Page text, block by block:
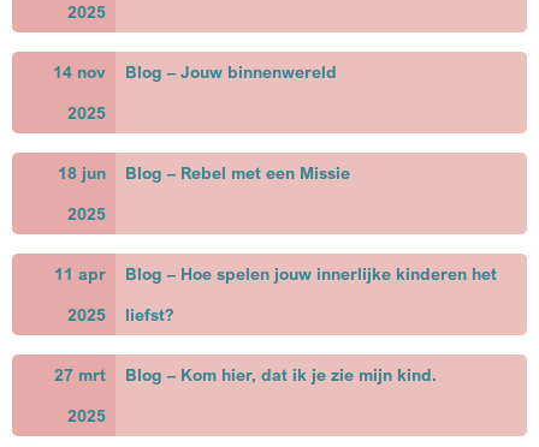
2025
14 nov
2025
Blog – Jouw binnenwereld
18 jun
2025
Blog – Rebel met een Missie
11 apr
2025
Blog – Hoe spelen jouw innerlijke kinderen het
liefst?
27 mrt
2025
Blog – Kom hier, dat ik je zie mijn kind.